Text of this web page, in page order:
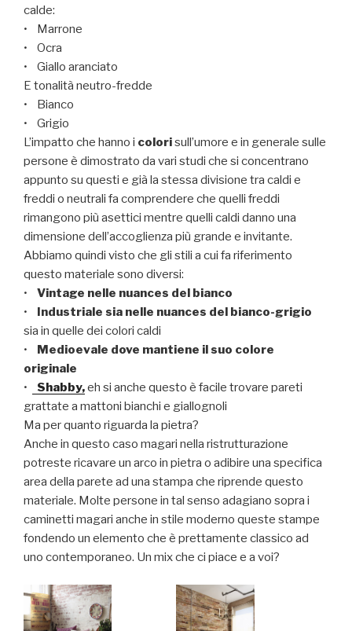
calde:
• Marrone
• Ocra
• Giallo aranciato
E tonalità neutro-fredde
• Bianco
• Grigio
L’impatto che hanno i colorisull’umore e in generale sulle
persone è dimostrato da vari studi che si concentrano
appunto su questi e già la stessa divisione tra caldi e
freddi o neutrali fa comprendere che quelli freddi
rimangono più asettici mentre quelli caldi danno una
dimensione dell’accoglienza più grande e invitante.
Abbiamo quindi visto che gli stili a cui fa riferimento
questo materiale sono diversi:
• Vintage nelle nuances del bianco
•
Industriale sia nelle nuances del bianco-grigio
sia in quelle dei colori caldi
• Medioevale dove mantiene il suo colore
originale
•
Shabby,eh si anche questo è facile trovare pareti
grattate a mattoni bianchi e giallognoli
Ma per quanto riguarda la pietra?
Anche in questo caso magari nella ristrutturazione
potreste ricavare un arco in pietra o adibire una specifica
area della parete ad una stampa che riprende questo
materiale. Molte persone in tal senso adagiano sopra i
caminetti magari anche in stile moderno queste stampe
fondendo un elemento che è prettamente classico ad
uno contemporaneo. Un mix che ci piace e a voi?